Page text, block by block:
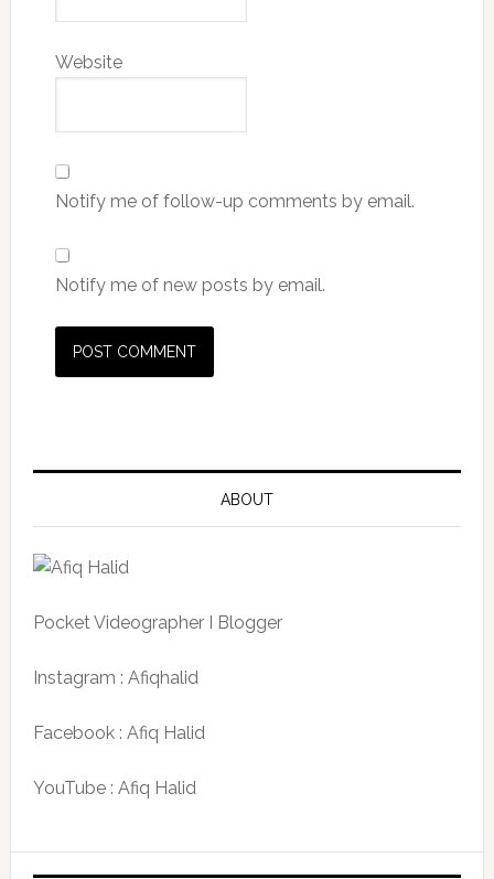
Website
Notify me of follow-up comments by email.
Notify me of new posts by email.
ABOUT
Pocket Videographer I Blogger
Instagram : Afiqhalid
Facebook : Afiq Halid
YouTube : Afiq Halid